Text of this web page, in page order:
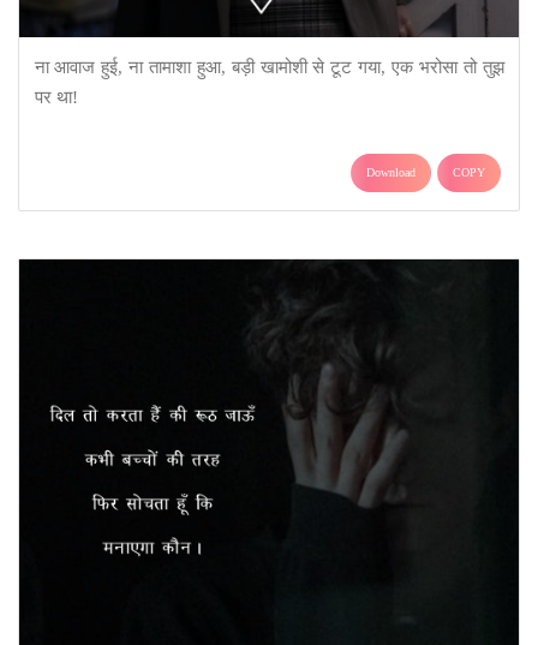
ना आवाज हुई, ना तामाशा हुआ, बड़ी खामोशी से टूट गया, एक भरोसा तो तुझ
पर था!
Download COPY